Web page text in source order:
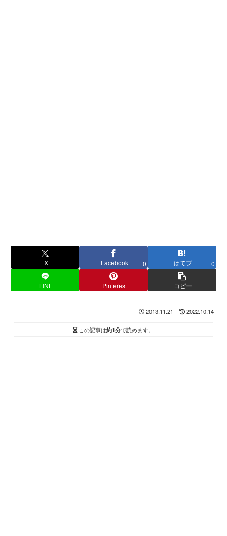
X Facebook 0 はてブ 0
LINE Pinterest コピー
2013.11.21 2022.10.14
この記事は約1分で読めます。